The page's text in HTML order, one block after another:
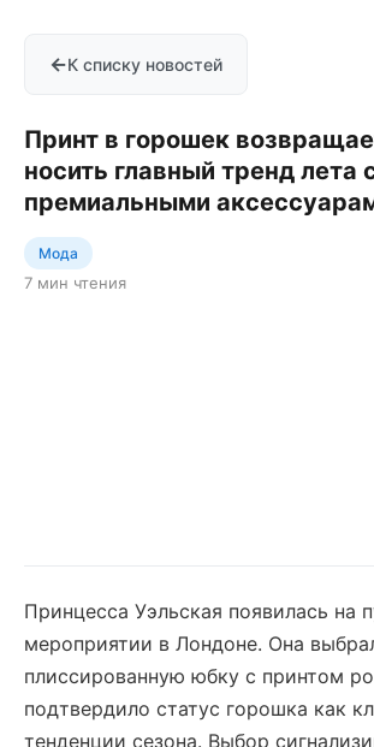
←К списку новостей
Принт в горошек
носить главный тренд лета
премиальными
Мода
7 мин чтения
Принцесса Уэльская появилась на
мероприятии в Лондоне. Она
плиссированную юбку с принтом
подтвердило статус горошка как
тенденции сезона. Выбор